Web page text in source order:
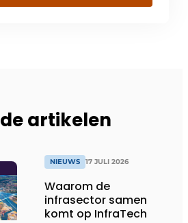
artikelen
NIEUWS 17 JULI 2026
Waarom de
infrasector samen
komt op InfraTech